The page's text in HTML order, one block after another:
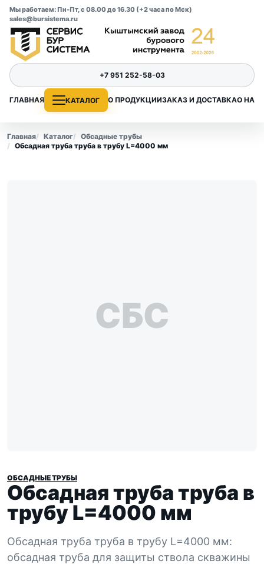
Мы работаем: Пн-Пт, с 08.00 до 16.30 (+2 часа по Мск)
sales@bursistema.ru
ГЛАВНАЯ КАТАЛОГ О ПРОДУКЦИИЗАКАЗ И ДОСТАВКАО НАС
+7 951 252-58-03
Главная Каталог
Обсадные трубы
Обсадная труба труба в трубу L=4000 мм
СБС
ОБСАДНЫЕ ТРУБЫ
Обсадная труба труба в
трубу L=4000 мм
Обсадная труба труба в трубу L=4000 мм:
обсадная труба для защиты ствола скважины